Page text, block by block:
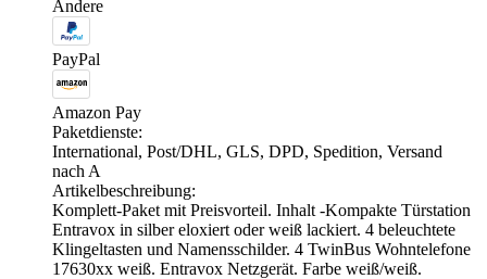
Andere
PayPal
Amazon Pay
Paketdienste:
International, Post/DHL, GLS, DPD, Spedition, Versand
nach A
Artikelbeschreibung:
Komplett-Paket mit Preisvorteil. Inhalt -Kompakte Türstation
Entravox in silber eloxiert oder weiß lackiert. 4 beleuchtete
Klingeltasten und Namensschilder. 4 TwinBus Wohntelefone
17630xx weiß. Entravox Netzgerät. Farbe weiß/weiß.